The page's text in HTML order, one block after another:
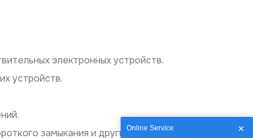
электронных устройств.
устройств.
замыкания и других проблем.
Online Service